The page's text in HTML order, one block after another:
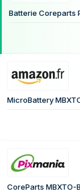
Batterie Coreparts